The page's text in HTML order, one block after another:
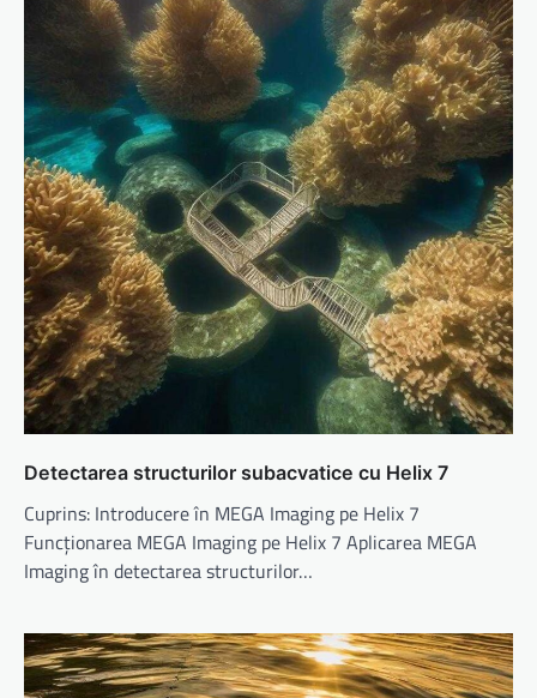
Detectarea structurilor subacvatice cu Helix 7
Cuprins: Introducere în MEGA Imaging pe Helix 7
Funcționarea MEGA Imaging pe Helix 7 Aplicarea MEGA
Imaging în detectarea structurilor…